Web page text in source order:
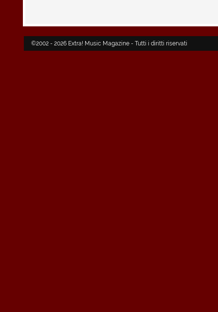
©2002 - 2026 Extra! Music Magazine - Tutti i diritti riservati